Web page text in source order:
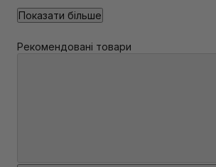
Показати більше
Рекомендовані товари